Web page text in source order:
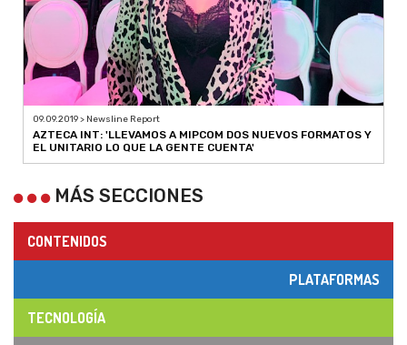
09.09.2019 > Newsline Report
AZTECA INT: 'LLEVAMOS A MIPCOM DOS NUEVOS FORMATOS Y
EL UNITARIO LO QUE LA GENTE CUENTA'
MÁS SECCIONES
CONTENIDOS
PLATAFORMAS
TECNOLOGÍA